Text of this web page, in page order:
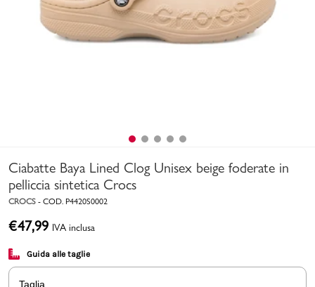
Accedi | Registrati
Ciabatte Baya Lined Clog Unisex beige foderate in
pelliccia sintetica Crocs
CROCS - COD. P4420S0002
€47,99 IVA inclusa
Guida alle taglie
Taglia